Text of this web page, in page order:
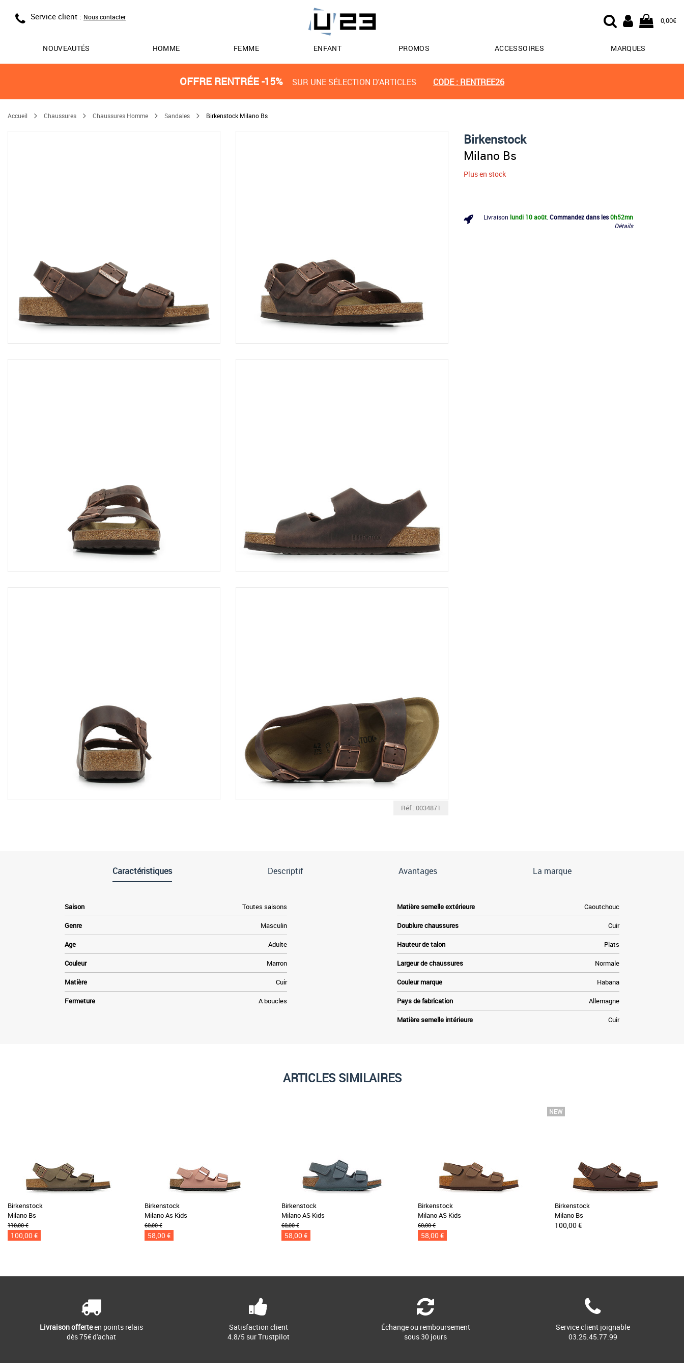
Service client : Nous contacter 0,00€
NOUVEAUTÉS HOMME FEMME ENFANT PROMOS ACCESSOIRES MARQUES
OFFRE RENTRÉE -15% SUR UNE SÉLECTION D'ARTICLES CODE : RENTREE26
Accueil Chaussures Chaussures Homme Sandales Birkenstock Milano Bs
Réf : 0034871
Birkenstock
Milano Bs
Plus en stock
Livraison lundi 10 août Commandez dans les0h52mn
Détails
Caractéristiques Descriptif Avantages La marque
Saison Toutes saisons
Genre Masculin
Age Adulte
Couleur Marron
Matière Cuir
Fermeture A boucles
Matière semelle extérieure Caoutchouc
Doublure chaussures Cuir
Hauteur de talon Plats
Largeur de chaussures Normale
Couleur marque Habana
Pays de fabrication Allemagne
Matière semelle intérieure Cuir
ARTICLES SIMILAIRES
Birkenstock
Milano Bs
110,00 €
100,00 €
Birkenstock
Milano As Kids
60,00 €
58,00 €
Birkenstock
Milano AS Kids
60,00 €
58,00 €
Birkenstock
Milano AS Kids
60,00 €
58,00 €
Birkenstock
Milano Bs
100,00 €
Livraison offerteen points relais
dès 75€ d'achat
Satisfaction client
4.8/5 sur Trustpilot
Échange ou remboursement
sous 30 jours
Service client joignable
03.25.45.77.99